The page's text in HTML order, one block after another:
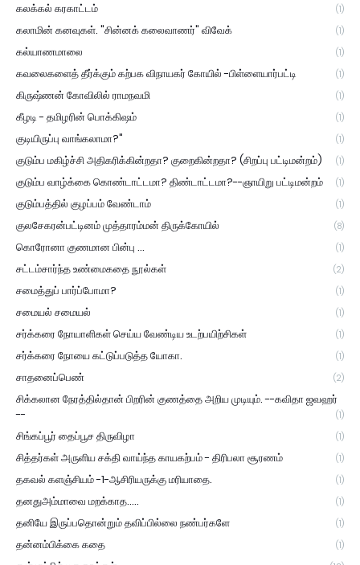
கலக்கல் கரகாட்டம் (1)
கலாமின் கனவுகள். "சின்னக் கலைவாணர்" விவேக் (1)
கல்யாணமாலை (1)
கவலைகளைத் தீர்க்கும் கற்பக விநாயகர் கோயில் -பிள்ளையார்பட்டி (1)
கிருஷ்ணன் கோவிலில் ராமநவமி (1)
கீழடி - தமிழரின் பொக்கிஷம் (1)
குடியிருப்பு வாங்கலாமா?" (1)
குடும்ப மகிழ்ச்சி அதிகரிக்கின்றதா? குறைகின்றதா? (சிறப்பு பட்டிமன்றம்) (1)
குடும்ப வாழ்க்கை கொண்டாட்டமா? திண்டாட்டமா?--ஞாயிறு பட்டிமன்றம் (1)
குடும்பத்தில் குழப்பம் வேண்டாம் (1)
குலசேகரன்பட்டினம் முத்தாரம்மன் திருக்கோயில் (8)
கொரோனா குணமான பின்பு ... (1)
சட்டம்சார்ந்த உண்மைகதை நூல்கள் (2)
சமைத்துப் பார்ப்போமா? (1)
சமையல் சமையல் (1)
சர்க்கரை நோயாளிகள் செய்ய வேண்டிய உடற்பயிற்சிகள் (1)
சர்க்கரை நோயை கட்டுப்படுத்த யோகா. (1)
சாதனைப்பெண் (2)
சிக்கலான நேரத்தில்தான் பிறரின் குணத்தை அறிய முடியும். --கவிதா ஜவஹர்
--
(1)
சிங்கப்பூர் தைப்பூச திருவிழா (1)
சித்தர்கள் அருளிய சக்தி வாய்ந்த காயகற்பம் - திரிபலா சூரணம் (1)
தகவல் களஞ்சியம் -1-ஆசிரியருக்கு மரியாதை. (1)
தனதுஅம்மாவை மறக்காத..... (1)
தனியே இருப்பதொன்றும் தவிப்பில்லை நண்பர்களே (1)
தன்னம்பிக்கை கதை (1)